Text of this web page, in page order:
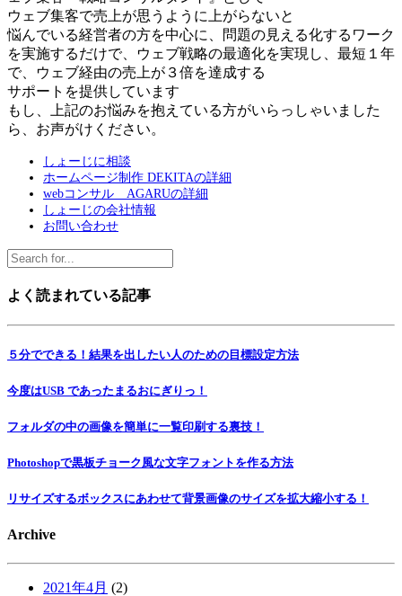
ウェブ集客で売上が思うように上がらないと
悩んでいる経営者の方を中心に、問題の見える化するワーク
を実施するだけで、ウェブ戦略の最適化を実現し、最短１年
で、ウェブ経由の売上が３倍を達成する
サポートを提供しています
もし、上記のお悩みを抱えている方がいらっしゃいました
ら、お声がけください。
しょーじに相談
ホームページ制作 DEKITAの詳細
webコンサル AGARUの詳細
しょーじの会社情報
お問い合わせ
よく読まれている記事
５分でできる！結果を出したい人のための目標設定方法
今度はUSB であったまるおにぎりっ！
フォルダの中の画像を簡単に一覧印刷する裏技！
Photoshopで黒板チョーク風な文字フォントを作る方法
リサイズするボックスにあわせて背景画像のサイズを拡大縮小する！
Archive
2021年4月 (2)